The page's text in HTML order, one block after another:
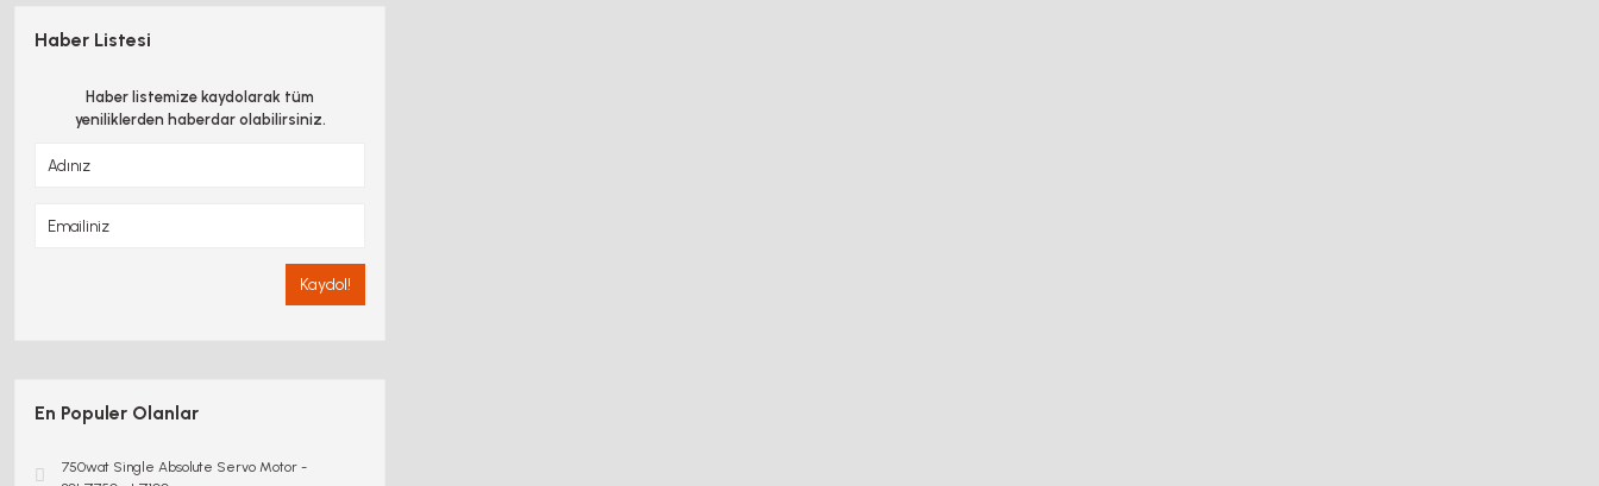
Haber Listesi
Haber listemize kaydolarak tüm
yeniliklerden haberdar olabilirsiniz.
Kaydol!
En Populer Olanlar
750wat Single Absolute Servo Motor -